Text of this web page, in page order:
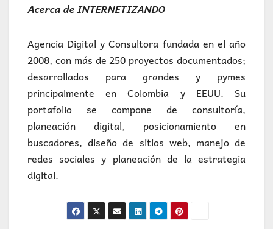
Acerca de INTERNETIZANDO
Agencia Digital y Consultora fundada en el año
2008, con más de 250 proyectos documentados;
desarrollados para grandes y pymes
principalmente en Colombia y EEUU. Su
portafolio se compone de consultoría,
planeación digital, posicionamiento en
buscadores, diseño de sitios web, manejo de
redes sociales y planeación de la estrategia
digital.